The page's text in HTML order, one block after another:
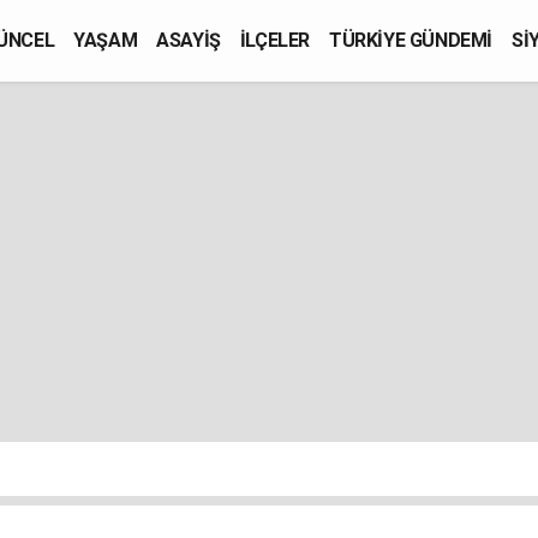
YAŞAM ASAYİŞ İLÇELER TÜRKİYE GÜNDEMİ